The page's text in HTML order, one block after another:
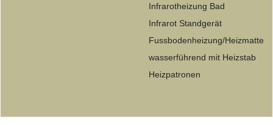
Infrarotheizung Bad
Infrarot Standgerät
Fussbodenheizung/Heizmatte
wasserführend mit Heizstab
Heizpatronen